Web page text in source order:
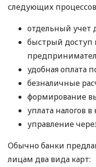
следующих
отдельный учет
быстрый доступ
удобная оплата
безналичные
формирование
уплата налогов
управление
Обычно банки
лицам два вида карт: